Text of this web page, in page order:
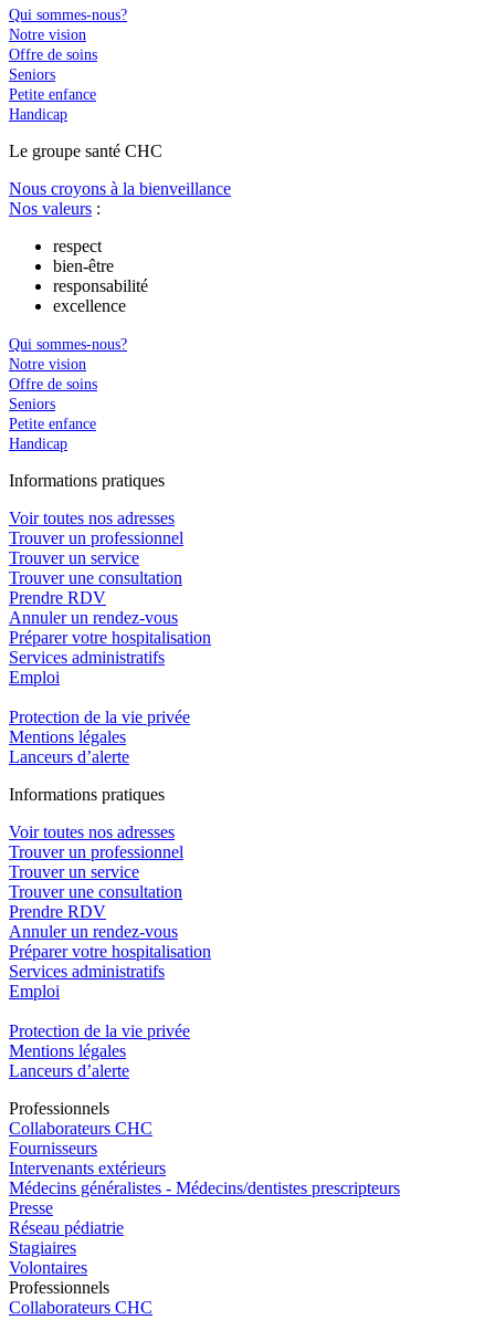
Qui sommes-nous?
Notre vision
Offre de soins
Seniors
Petite enfance
Handicap
Le groupe santé CHC
Nous croyons à la bienveillance
Nos valeurs :
respect
bien-être
responsabilité
excellence
Qui sommes-nous?
Notre vision
Offre de soins
Seniors
Petite enfance
Handicap
Informations pratiques
Voir toutes nos adresses
Trouver un professionnel
Trouver un service
Trouver une consultation
Prendre RDV
Annuler un rendez-vous
Préparer votre hospitalisation
Services administratifs
Emploi​
Protection de la vie privée
Mentions légales
Lanceurs d’alerte
Informations pratiques
Voir toutes nos adresses
Trouver un professionnel
Trouver un service
Trouver une consultation
Prendre RDV
Annuler un rendez-vous
Préparer votre hospitalisation
Services administratifs
Emploi​
Protection de la vie privée
Mentions légales
Lanceurs d’alerte
Professionnels
Collaborateurs CHC
Fournisseurs
Intervenants extérieurs
Médecins généralistes - Médecins/dentistes prescripteurs
Presse
Réseau pédiatrie
Stagiaires
Volontaires
Professionnels
Collaborateurs CHC